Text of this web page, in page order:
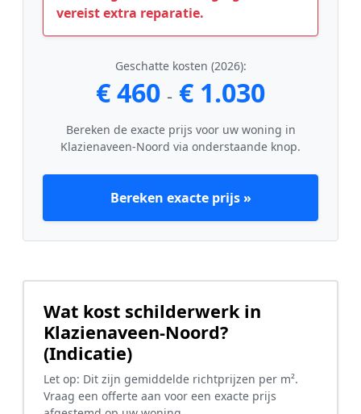
vereist extra reparatie.
Geschatte kosten (2026):
€ 460 - € 1.030
Bereken de exacte prijs voor uw woning in
Klazienaveen-Noord via onderstaande knop.
Bereken exacte prijs »
Wat kost schilderwerk in
Klazienaveen-Noord?
(Indicatie)
Let op: Dit zijn gemiddelde richtprijzen per m².
Vraag een offerte aan voor een exacte prijs